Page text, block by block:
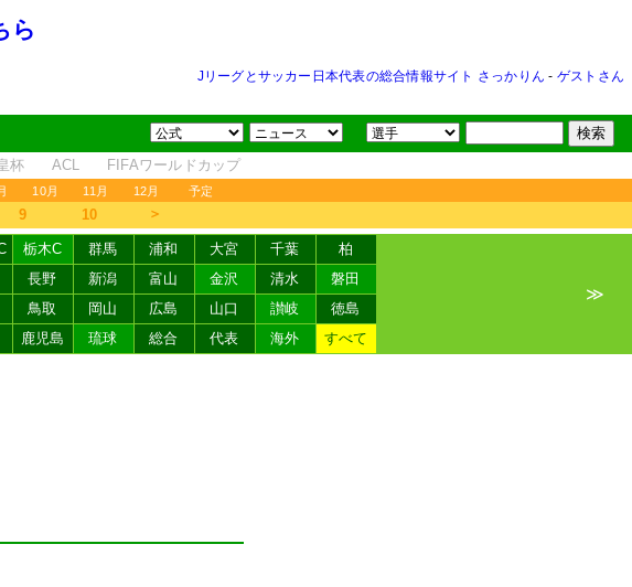
ら
Jリーグとサッカー日本代表の総合情報サイト さっかりん - ゲストさん
杯 ACL FIFAワールドカップ
10月 11月 12月 予定
9 10 ＞
栃木C 群馬 浦和 大宮 千葉
柏
長野 新潟 富山 金沢 清水
磐田
鳥取 岡山 広島 山口 讃岐
徳島
鹿児島 琉球 総合 代表 海外 すべて
≫